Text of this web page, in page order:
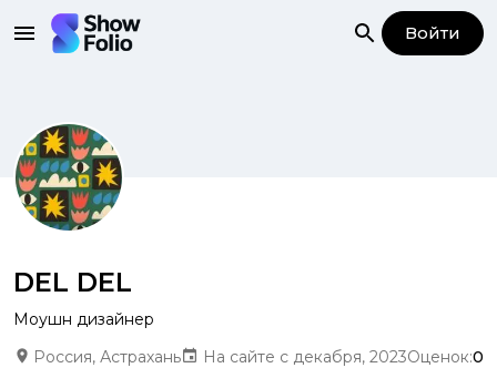
Войти
DEL DEL
Моушн дизайнер
Россия, Астрахань
На сайте с декабря, 2023Оценок:0